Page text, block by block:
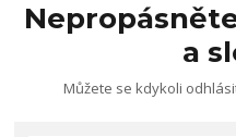
a
Můžete se kdykoli